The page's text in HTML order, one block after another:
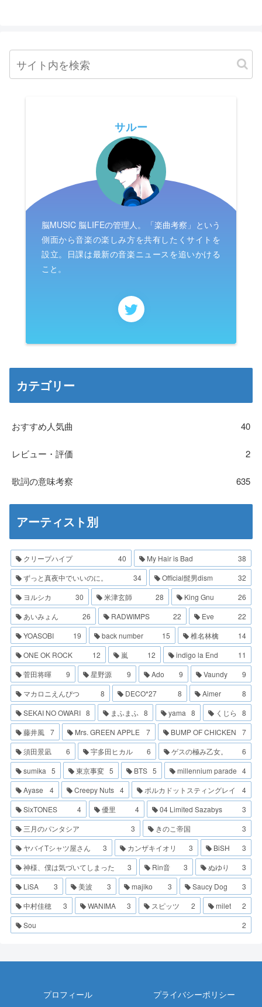
サルー
脳MUSIC 脳LIFEの管理人。「楽曲考察」という
側面から音楽の楽しみ方を共有したくサイトを
設立。日課は最新の音楽ニュースを追いかける
こと。
カテゴリー
おすすめ人気曲 40
レビュー・評価 2
歌詞の意味考察 635
アーティスト別
クリープハイプ 40 My Hair is Bad
38
ずっと真夜中でいいのに。
34 Official髭男dism
32
ヨルシカ
30 米津玄師 28 King Gnu
26
あいみょん
26 RADWIMPS 22 Eve
22
YOASOBI
19 back number 15 椎名林檎
14
ONE OK ROCK
12 嵐 12 indigo la End
11
菅田将暉
9 星野源 9 Ado 9 Vaundy
9
マカロニえんぴつ
8 DECO*27 8 Aimer
8
SEKAI NO OWARI 8 まふまふ 8 yama 8 くじら
8
藤井風
7 Mrs. GREEN APPLE 7 BUMP OF CHICKEN
7
須田景凪
6 宇多田ヒカル 6 ゲスの極み乙女。
6
sumika 5 東京事変 5 BTS 5 millennium parade 4
Ayase
4 Creepy Nuts 4 ポルカドットスティングレイ
4
SixTONES
4 優里 4 04 Limited Sazabys
3
三月のパンタシア
3 きのこ帝国
3
ヤバイTシャツ屋さん
3 カンザキイオリ 3 BiSH
3
神様、僕は気づいてしまった
3 Rin音 3 ぬゆり
3
LiSA
3 美波 3 majiko 3 Saucy Dog
3
中村佳穂
3 WANIMA 3 スピッツ 2 milet
2
Sou
2
プロフィール
プライバシーポリシー